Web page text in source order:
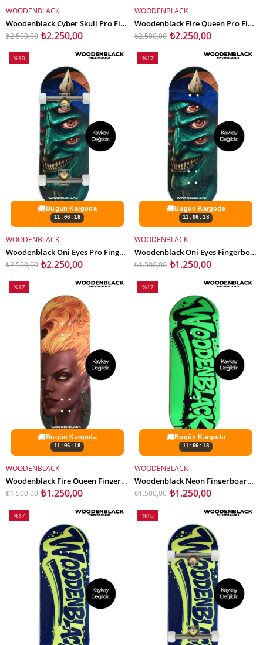
SEPETE EKLE
WOODENBLACK
Woodenblack Cyber Skull Pro Fingerboard Complete
₺2.250,00
₺2.500,00
SEPETE EKLE
WOODENBLACK
Woodenblack Fire Queen Pro Fingerboard Complete
₺2.250,00
₺2.500,00
🚚Bugün Kargoda
11:06:16
SEPETE EKLE
%10
WOODENBLACK
Woodenblack Oni Eyes Pro Fingerboard Complete
₺2.250,00
₺2.500,00
🚚Bugün Kargoda
11:06:16
SEPETE EKLE
%17
WOODENBLACK
Woodenblack Oni Eyes Fingerboard Deck
₺1.250,00
₺1.500,00
🚚Bugün Kargoda
11:06:16
SEPETE EKLE
%17
WOODENBLACK
Woodenblack Fire Queen Fingerboard Deck
₺1.250,00
₺1.500,00
🚚Bugün Kargoda
11:06:16
SEPETE EKLE
%17
WOODENBLACK
Woodenblack Neon Fingerboard Deck
₺1.250,00
₺1.500,00
%17
%10